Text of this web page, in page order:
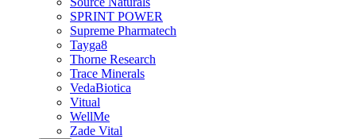
SPRINT POWER
Supreme Pharmatech
Tayga8
Thorne Research
Trace Minerals
VedaBiotica
Vitual
WellMe
Zade Vital